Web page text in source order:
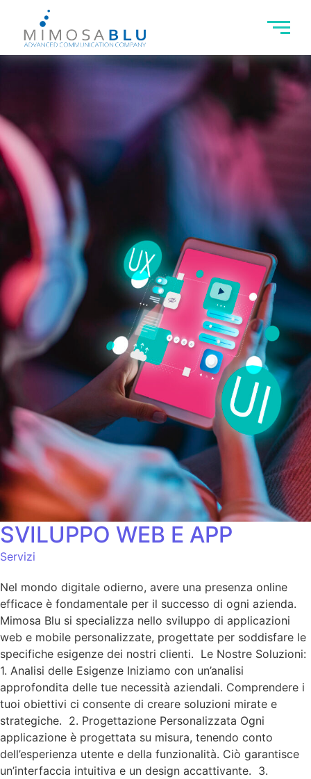
SVILUPPO WEB E APP
Servizi
Nel mondo digitale odierno, avere una presenza online
efficace è fondamentale per il successo di ogni azienda.
Mimosa Blu si specializza nello sviluppo di applicazioni
web e mobile personalizzate, progettate per soddisfare le
specifiche esigenze dei nostri clienti. Le Nostre Soluzioni:
1. Analisi delle Esigenze Iniziamo con un’analisi
approfondita delle tue necessità aziendali. Comprendere i
tuoi obiettivi ci consente di creare soluzioni mirate e
strategiche. 2. Progettazione Personalizzata Ogni
applicazione è progettata su misura, tenendo conto
dell’esperienza utente e della funzionalità. Ciò garantisce
un’interfaccia intuitiva e un design accattivante. 3.